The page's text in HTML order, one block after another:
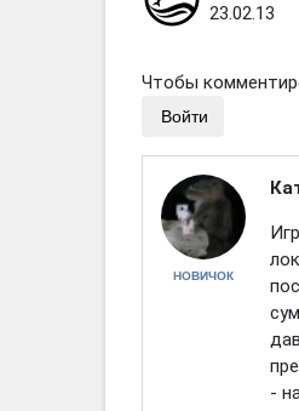
23.02.13
Чтобы
Войти
НОВИЧОК
-